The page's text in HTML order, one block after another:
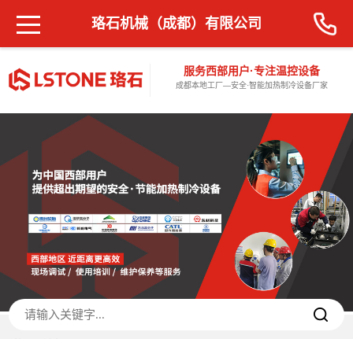
服务西部用户·专注温控设备
成都本地工厂—安全·智能加热制冷设备厂家
珞石机械（成都）有限公司